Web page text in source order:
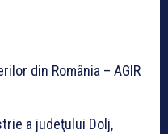
din România – AGIR
a judeţului Dolj,